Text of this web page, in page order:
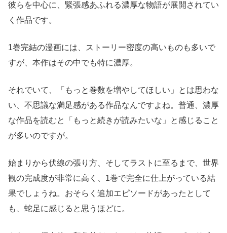
彼らを中心に、緊張感あふれる濃厚な物語が展開されてい
く作品です。
1巻完結の漫画には、ストーリー密度の高いものも多いで
すが、本作はその中でも特に濃厚。
それでいて、「もっと巻数を増やしてほしい」とは思わな
い、不思議な満足感がある作品なんですよね。普通、濃厚
な作品を読むと「もっと続きが読みたいな」と感じること
が多いのですが。
始まりから伏線の張り方、そしてラストに至るまで、世界
観の完成度が非常に高く、1巻で完全に仕上がっている結
果でしょうね。おそらく追加エピソードがあったとして
も、蛇足に感じると思うほどに。